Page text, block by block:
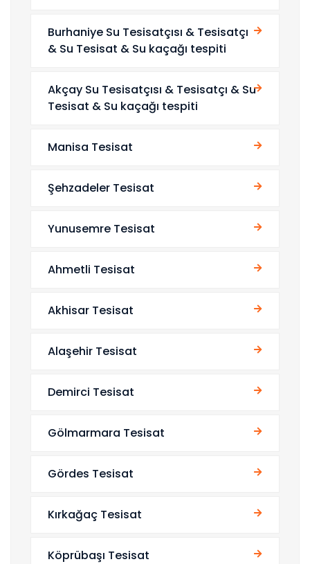
Burhaniye Su Tesisatçısı & Tesisatçı
& Su Tesisat & Su kaçağı tespiti
Akçay Su Tesisatçısı & Tesisatçı & Su
Tesisat & Su kaçağı tespiti
Manisa Tesisat
Şehzadeler Tesisat
Yunusemre Tesisat
Ahmetli Tesisat
Akhisar Tesisat
Alaşehir Tesisat
Demirci Tesisat
Gölmarmara Tesisat
Gördes Tesisat
Kırkağaç Tesisat
Köprübaşı Tesisat